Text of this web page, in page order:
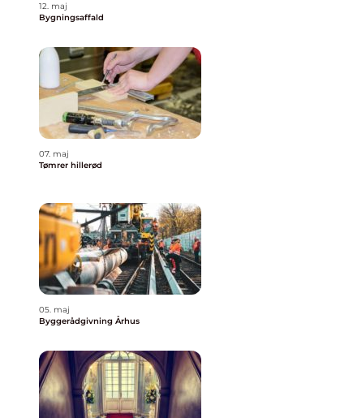
12. maj
Bygningsaffald
07. maj
Tømrer hillerød
05. maj
Byggerådgivning Århus